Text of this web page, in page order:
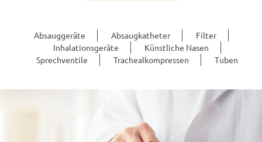
Absauggeräte Absaugkatheter
Filter
Inhalationsgeräte
Künstliche Nasen
Sprechventile
Trachealkompressen Tuben